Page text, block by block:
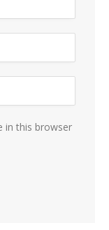
in this browser